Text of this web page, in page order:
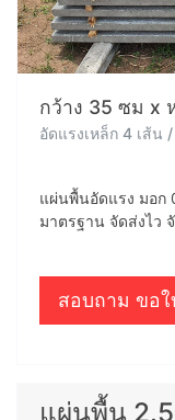
กว้าง 35 ซม x
อัดแรงเหล็ก 4 เส้น
แผ่นพื้นอัดแรง มอก
มาตรฐาน จัดส่งไว
สอบถาม ขอใ
แผ่นพื้น